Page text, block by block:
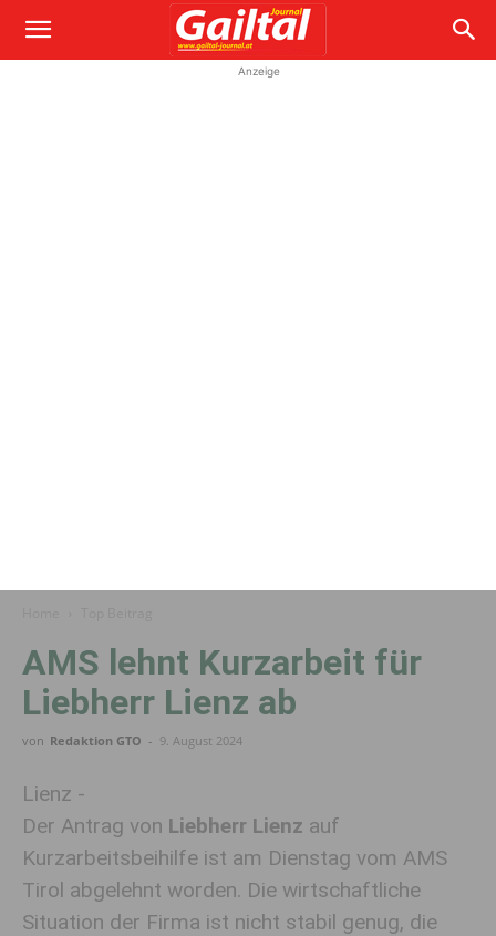
Anzeige
AMS lehnt Kurzarbeit für
Liebherr Lienz ab
von Redaktion GTO - 9. August 2024
Lienz -
Der Antrag von Liebherr Lienz auf
Kurzarbeitsbeihilfe ist am Dienstag vom AMS
Tirol abgelehnt worden. Die wirtschaftliche
Situation der Firma ist nicht stabil genug, die